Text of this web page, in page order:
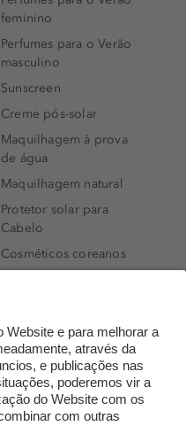
feminino
Perfumes para o Verão
masculino
Sunscreen
Creme pós-solar
Maquilhagem à prova
de água
Maquilhagem natural
Protetor solar para
Cabelo
Cosméticos coreanos
Perfumes árabes
Novidades
Melhores Perfumes
Femininos
TOP 10: Perfumes